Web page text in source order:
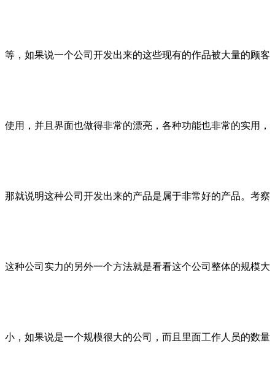
等，如果说一个公司开发出来的这些现有的作品被大量的顾客
使用，并且界面也做得非常的漂亮，各种功能也非常的实用，
那就说明这种公司开发出来的产品是属于非常好的产品。考察
这种公司实力的另外一个方法就是看看这个公司整体的规模大
小，如果说是一个规模很大的公司，而且里面工作人员的数量